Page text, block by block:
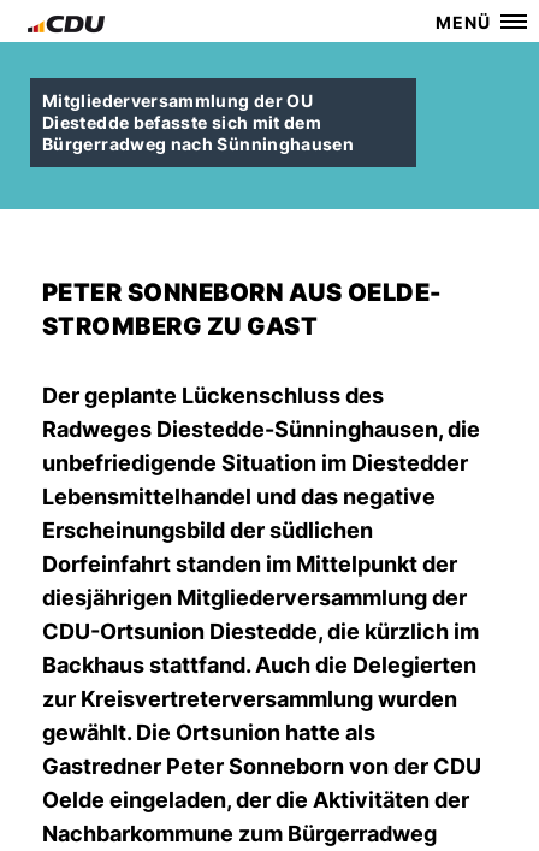
MENÜ
Mitgliederversammlung der OU
Diestedde befasste sich mit dem
Bürgerradweg nach Sünninghausen
PETER SONNEBORN AUS OELDE-
STROMBERG ZU GAST
Der geplante Lückenschluss des
Radweges Diestedde-Sünninghausen, die
unbefriedigende Situation im Diestedder
Lebensmittelhandel und das negative
Erscheinungsbild der südlichen
Dorfeinfahrt standen im Mittelpunkt der
diesjährigen Mitgliederversammlung der
CDU-Ortsunion Diestedde, die kürzlich im
Backhaus stattfand. Auch die Delegierten
zur Kreisvertreterversammlung wurden
gewählt. Die Ortsunion hatte als
Gastredner Peter Sonneborn von der CDU
Oelde eingeladen, der die Aktivitäten der
Nachbarkommune zum Bürgerradweg